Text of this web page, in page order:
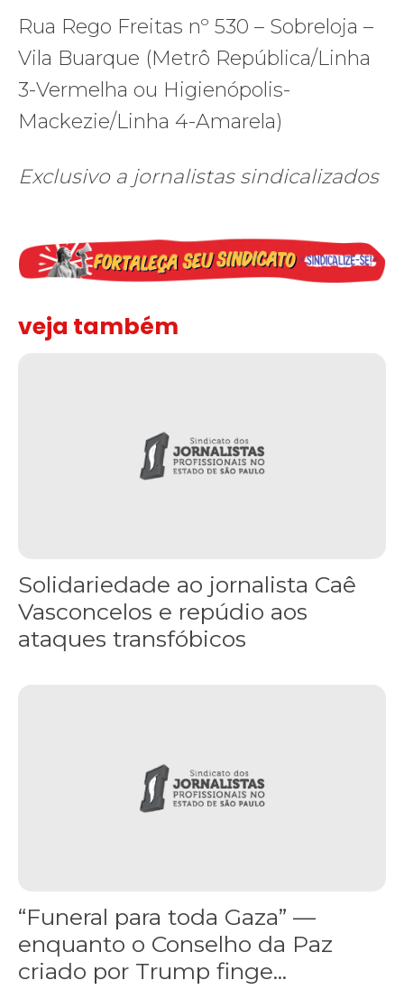
Rua Rego Freitas nº 530 – Sobreloja –
Vila Buarque (Metrô República/Linha
3-Vermelha ou Higienópolis-
Mackezie/Linha 4-Amarela)
Exclusivo a jornalistas sindicalizados
veja também
Solidariedade ao jornalista Caê
Vasconcelos e repúdio aos
ataques transfóbicos
“Funeral para toda Gaza” —
enquanto o Conselho da Paz
criado por Trump finge...